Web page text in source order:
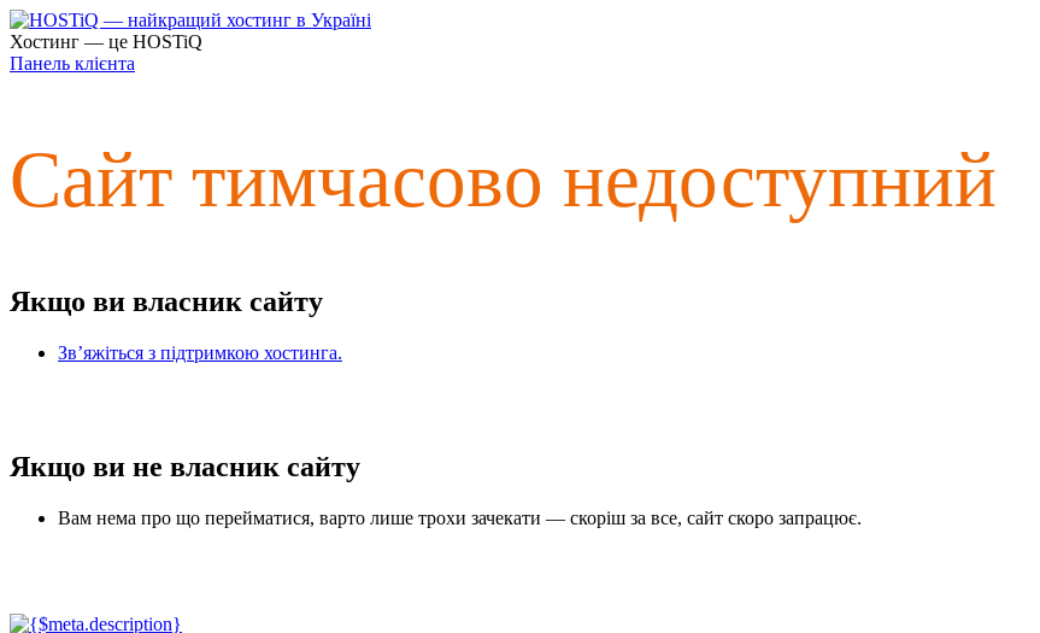
Хостинг — це HOSTiQ
Панель клієнта
Сайт тимчасово недоступний
Якщо ви власник сайту
Зв’яжіться з підтримкою хостинга.
Якщо ви не власник сайту
Вам нема про що перейматися, варто лише трохи зачекати — скоріш за все, сайт скоро запрацює.